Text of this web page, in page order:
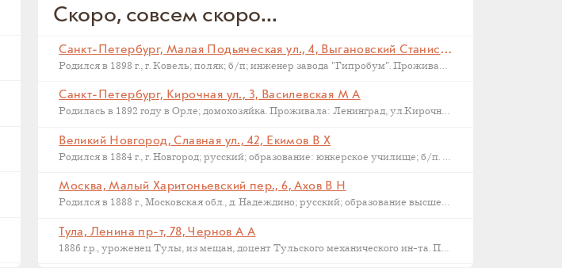
Скоро, совсем скоро...
Санкт-Петербург, Малая Подьяческая ул., 4, Выгановский Станислав С (
Родился в 1898 г., г. Ковель; поляк; б/п; инженер завода "Гипробум". Проживал: Ленинград, Малая Подьяческая ул., д.4, кв.18. Арестован 16 сентября 1937 г. Приговорен: Комиссия НКВД и прокуратуры СССР 23 сентября 1937 г., обв.: 58-6-9-11 УК РСФСР. Расстрелян 28 сентября 1937 г. Реабилитирован 16.09.1957.
Санкт-Петербург, Кирочная ул., 3, Василевская М А
Родилась в 1892 году в Орле; домохозяйка. Проживала: Ленинград, ул.Кирочная, д.3, кв.2. Арестована: сентябрь-ноябрь 1937 года. Была сослана в Казахстан как ЧСИР. Умерла в 1944-45 г, село Манкент, Южный Казахстан.
Великий Новгород, Славная ул., 42, Екимов В Х
Родился в 1884 г., г. Новгород; русский; образование: юнкерское училище; б/п. Счетовод леспромхоза. Проживал: г. Новгород. Арестован 18 марта 1931 г. Приговорен: 23 апреля 1931 г. Приговор: Дело прекращено, освобожден. Бухгалтер артели "Сапожник". Арестован 2 апреля 1938 г. Приговор: ВМН.
Москва, Малый Харитоньевский пер., 6, Ахов В Н
Родился в 1888 г., Московская обл., д. Надеждино; русский; образование высшее; член ВКП(б); преподаватель Военной Академии РККА. Проживал: Москва, ул. М. Харитоньевская, 6-4. Арестован 31 декабря 1932 г. Приговорен: Коллегией ОГПУ 17 февраля 1933 г., обв.: террористической деятельности, к.-р. агитации и пропаганде. Расстрелян 21 марта 1933 г. Место захоронения – Москва, Ваганьковское кладбище. Реабилитирован 6 марта 1958 г.
Тула, Ленина пр-т, 78, Чернов А А
1886 г.р., уроженец Тулы, из мещан, доцент Тульского механического ин-та. Проживал: Тула, ул. Коммунаров 122, кв. 17. Арестован 24 января 1938 г. Обвинение: участник контрреволюционной эсеровской организации г. Тулы. Дата смерти – 9 октября 1938 года. Реабилитирован в 1955 году.